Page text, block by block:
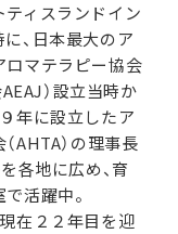
ィスランドイン
、日本最大のア
ロマテラピー協会
）設立当時か
年に設立したア
AHTA）の理事長
各地に広め、育
活躍中。
在２２年目を迎